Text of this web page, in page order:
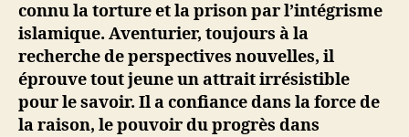
connu la torture et la prison par l’intégrisme
islamique. Aventurier, toujours à la
recherche de perspectives nouvelles, il
éprouve tout jeune un attrait irrésistible
pour le savoir. Il a confiance dans la force de
la raison, le pouvoir du progrès dans